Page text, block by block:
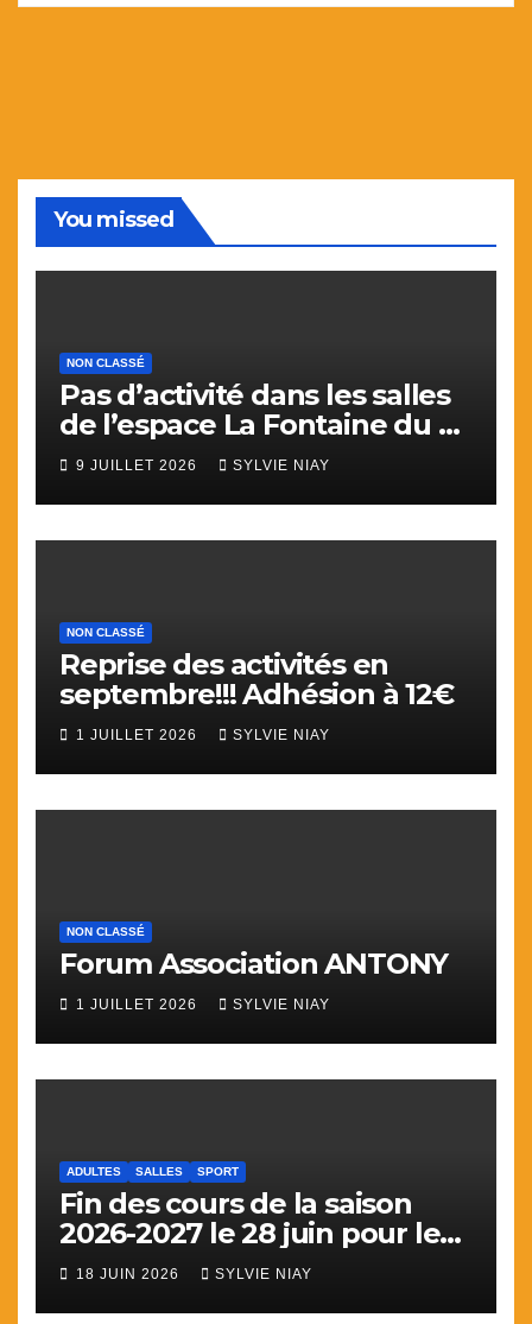
You missed
NON CLASSÉ
Pas d’activité dans les salles
de l’espace La Fontaine du 9
juillet au 31 aout.
9 JUILLET 2026 SYLVIE NIAY
NON CLASSÉ
Reprise des activités en
septembre!!! Adhésion à 12€
1 JUILLET 2026 SYLVIE NIAY
NON CLASSÉ
Forum Association ANTONY
1 JUILLET 2026 SYLVIE NIAY
ADULTES SALLES SPORT
Fin des cours de la saison
2026-2027 le 28 juin pour le
sport
18 JUIN 2026 SYLVIE NIAY